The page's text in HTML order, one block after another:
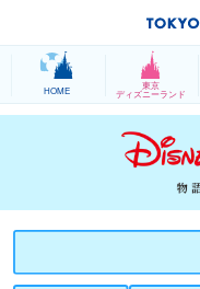
HOME 東京
ディズニーランド